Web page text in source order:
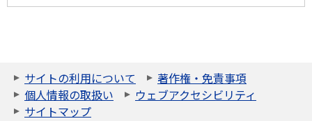
サイトの利用について
著作権・免責事項
個人情報の取扱い
ウェブアクセシビリティ
サイトマップ